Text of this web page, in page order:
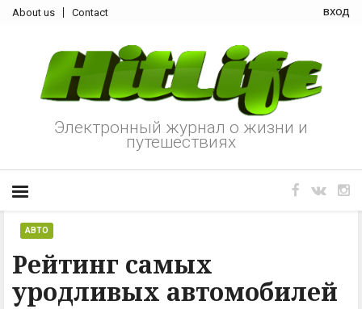
About us Contact вход
Электронный журнал о жизни и
путешествиях
Рейтинг самых
уродливых автомобилей
АВТО